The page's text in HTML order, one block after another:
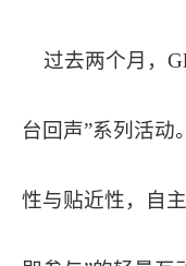
过去两个月，
台回声”系列活动
性与贴近性，自